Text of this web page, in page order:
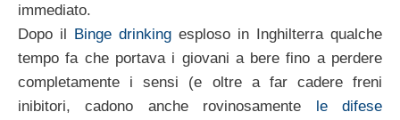
immediato.
Dopo il Binge drinking esploso in Inghilterra qualche
tempo fa che portava i giovani a bere fino a perdere
completamente i sensi (e oltre a far cadere freni
inibitori, cadono anche rovinosamente le difese